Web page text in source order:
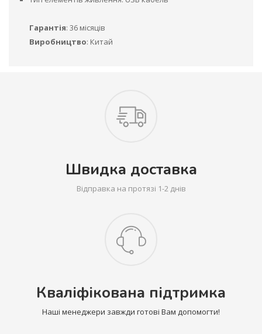
Гарантія: 36 місяців
Виробництво: Китай
Швидка доставка
Відправка на протязі 1-2 днів
Кваліфікована підтримка
Наші менеджери завжди готові Вам допомогти!